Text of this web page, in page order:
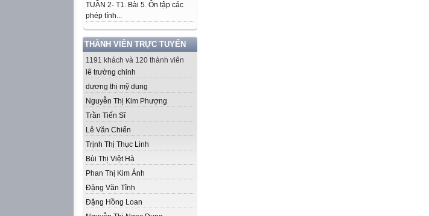
TUẦN 2- T1. Bài 5. Ôn tập các
phép tính...
THÀNH VIÊN TRỰC TUYẾN
1191 khách và 120 thành viên
lê trường chinh
dương thị mỹ dung
Nguyễn Thị Kim Phượng
Trần Tiến Sĩ
Lê Văn Chiến
Trịnh Thị Thục Linh
Bùi Thị Việt Hà
Phan Thị Kim Ánh
Đặng Văn Tĩnh
Đặng Hồng Loan